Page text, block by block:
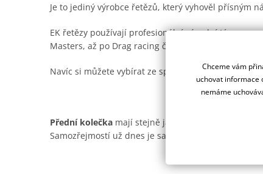
Je to jediný výrobce řetězů, který vyhověl přísným
EK řetězy používají profesionální závodní týmy na
Masters, až po Drag racing či Road racing.
Navíc si můžete vybírat ze spousty barevných
Přední kolečka mají stejně jako ocelové rozety od
Samozřejmostí už dnes je samočistící drážka pro
Chceme vám
uchovat informace
nemáme